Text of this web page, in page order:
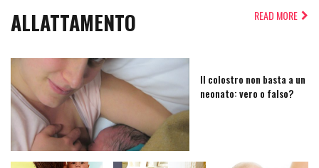
ALLATTAMENTO READ MORE
Il colostro non basta a un
neonato: vero o falso?